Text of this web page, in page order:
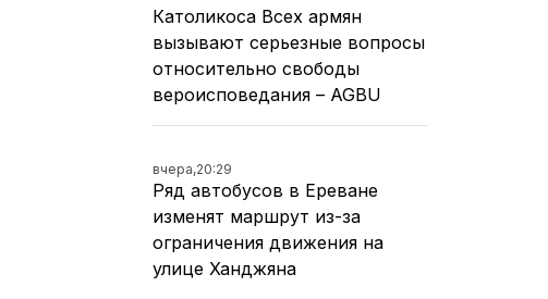
Католикоса Всех армян
вызывают серьезные вопросы
относительно свободы
вероисповедания – AGBU
вчера,20:29
Ряд автобусов в Ереване
изменят маршрут из-за
ограничения движения на
улице Ханджяна